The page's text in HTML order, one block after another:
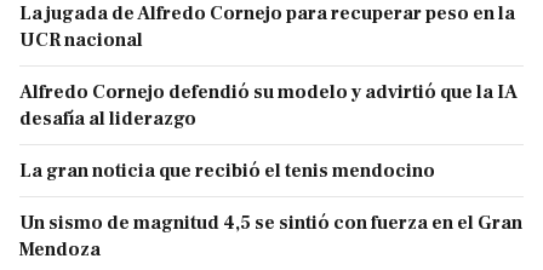
La jugada de Alfredo Cornejo para recuperar peso en la
UCR nacional
Alfredo Cornejo defendió su modelo y advirtió que la IA
desafía al liderazgo
La gran noticia que recibió el tenis mendocino
Un sismo de magnitud 4,5 se sintió con fuerza en el Gran
Mendoza